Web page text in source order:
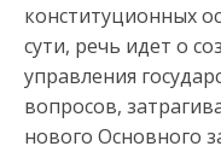
конституционных
сути, речь идет о
управления
вопросов,
нового Основного